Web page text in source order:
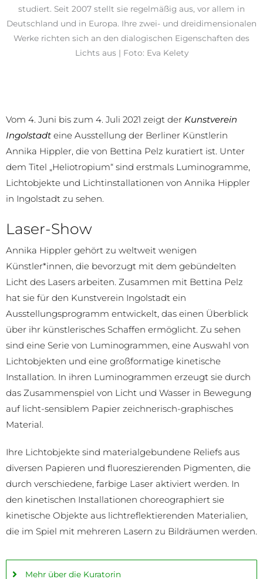
studiert. Seit 2007 stellt sie regelmäßig aus, vor allem in
Deutschland und in Europa. Ihre zwei- und dreidimensionalen
Werke richten sich an den dialogischen Eigenschaften des
Lichts aus | Foto: Eva Kelety
Vom 4. Juni bis zum 4. Juli 2021 zeigt der Kunstverein
Ingolstadt eine Ausstellung der Berliner Künstlerin
Annika Hippler, die von Bettina Pelz kuratiert ist. Unter
dem Titel „Heliotropium“ sind erstmals Luminogramme,
Lichtobjekte und Lichtinstallationen von Annika Hippler
in Ingolstadt zu sehen.
Laser-Show
Annika Hippler gehört zu weltweit wenigen
Künstler*innen, die bevorzugt mit dem gebündelten
Licht des Lasers arbeiten. Zusammen mit Bettina Pelz
hat sie für den Kunstverein Ingolstadt ein
Ausstellungsprogramm entwickelt, das einen Überblick
über ihr künstlerisches Schaffen ermöglicht. Zu sehen
sind eine Serie von Luminogrammen, eine Auswahl von
Lichtobjekten und eine großformatige kinetische
Installation. In ihren Luminogrammen erzeugt sie durch
das Zusammenspiel von Licht und Wasser in Bewegung
auf licht-sensiblem Papier zeichnerisch-graphisches
Material.
Ihre Lichtobjekte sind materialgebundene Reliefs aus
diversen Papieren und fluoreszierenden Pigmenten, die
durch verschiedene, farbige Laser aktiviert werden. In
den kinetischen Installationen choreographiert sie
kinetische Objekte aus lichtreflektierenden Materialien,
die im Spiel mit mehreren Lasern zu Bildräumen werden.
Mehr über die Kuratorin